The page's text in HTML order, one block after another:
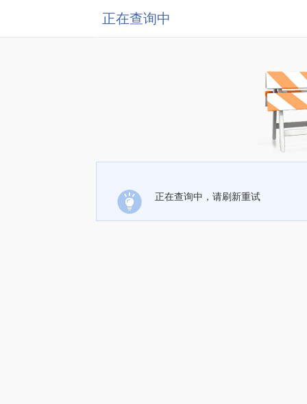
正在查询中
正在查询中，请刷新重试